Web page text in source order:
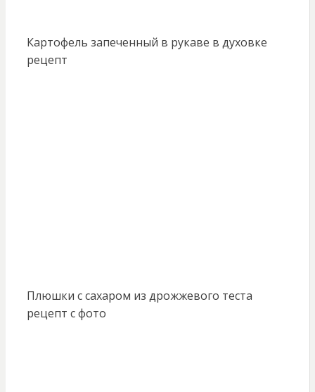
Картофель запеченный в рукаве в духовке
рецепт
Плюшки с сахаром из дрожжевого теста
рецепт с фото